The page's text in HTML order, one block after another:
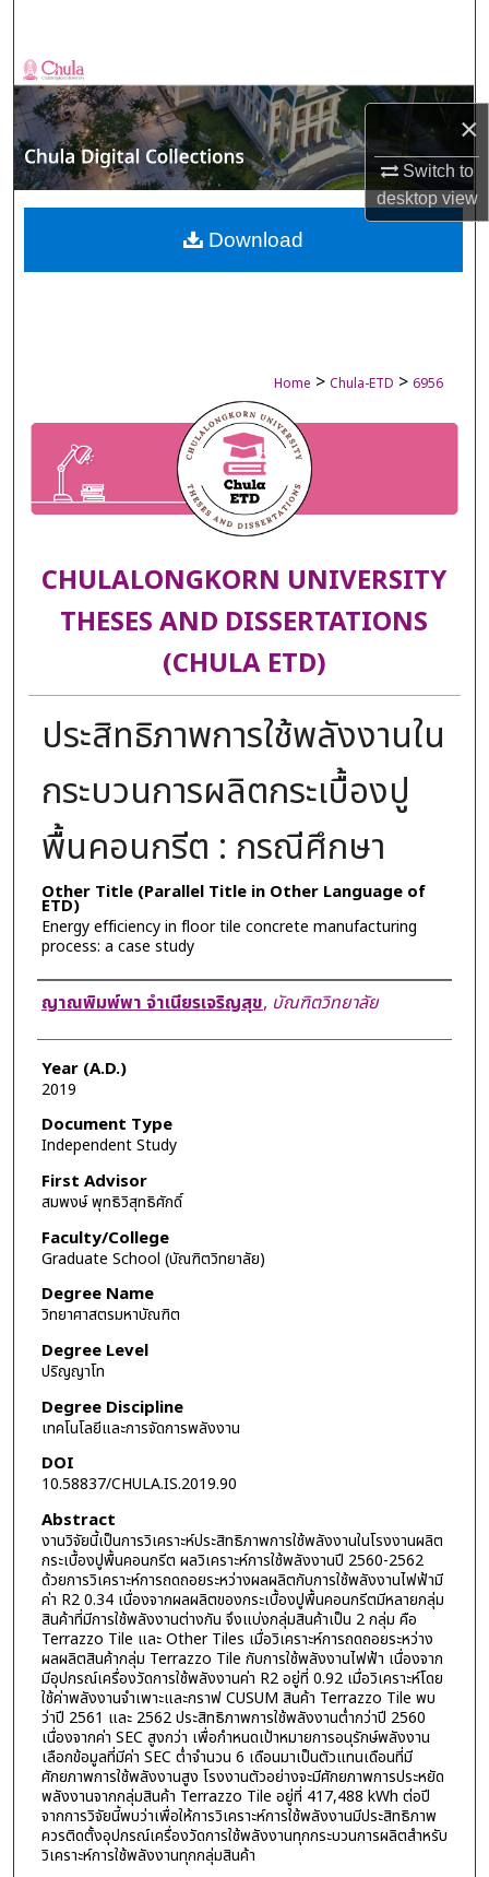
×
Switch to
desktopview
Browse Collections
My Account
About
Digital Commons Network™
Home > Chula-ETD > 6956
CHULALONGKORN UNIVERSITY
THESES AND DISSERTATIONS
(CHULA ETD)
ประสิทธิภาพการใช้พลังงานใน
กระบวนการผลิตกระเบื้องปู
พื้นคอนกรีต : กรณีศึกษา
Other Title (Parallel Title in Other Language of
ETD)
Energy efficiency in floor tile concrete manufacturing
process: a case study
Author
ญาณพิมพ์พา จำเนียรเจริญสุข, บัณฑิตวิทยาลัย
Year (A.D.)
2019
Document Type
Independent Study
First Advisor
สมพงษ์ พุทธิวิสุทธิศักดิ์
Faculty/College
Graduate School (บัณฑิตวิทยาลัย)
Degree Name
วิทยาศาสตรมหาบัณฑิต
Degree Level
ปริญญาโท
Degree Discipline
เทคโนโลยีและการจัดการพลังงาน
DOI
10.58837/CHULA.IS.2019.90
Abstract
งานวิจัยนี้เป็นการวิเคราะห์ประสิทธิภาพการใช้พลังงานในโรงงานผลิต
กระเบื้องปูพื้นคอนกรีต ผลวิเคราะห์การใช้พลังงานปี 2560-2562
ด้วยการวิเคราะห์การถดถอยระหว่างผลผลิตกับการใช้พลังงานไฟฟ้ามี
ค่า R2 0.34 เนื่องจากผลผลิตของกระเบื้องปูพื้นคอนกรีตมีหลายกลุ่ม
สินค้าที่มีการใช้พลังงานต่างกัน จึงแบ่งกลุ่มสินค้าเป็น 2 กลุ่ม คือ
Terrazzo Tile และ Other Tiles เมื่อวิเคราะห์การถดถอยระหว่าง
ผลผลิตสินค้ากลุ่ม Terrazzo Tile กับการใช้พลังงานไฟฟ้า เนื่องจาก
มีอุปกรณ์เครื่องวัดการใช้พลังงานค่า R2 อยู่ที่ 0.92 เมื่อวิเคราะห์โดย
ใช้ค่าพลังงานจำเพาะและกราฟ CUSUM สินค้า Terrazzo Tile พบ
ว่าปี 2561 และ 2562 ประสิทธิภาพการใช้พลังงานต่ำกว่าปี 2560
เนื่องจากค่า SEC สูงกว่า เพื่อกำหนดเป้าหมายการอนุรักษ์พลังงาน
เลือกข้อมูลที่มีค่า SEC ต่ำจำนวน 6 เดือนมาเป็นตัวแทนเดือนที่มี
ศักยภาพการใช้พลังงานสูง โรงงานตัวอย่างจะมีศักยภาพการประหยัด
พลังงานจากกลุ่มสินค้า Terrazzo Tile อยู่ที่ 417,488 kWh ต่อปี
จากการวิจัยนี้พบว่าเพื่อให้การวิเคราะห์การใช้พลังงานมีประสิทธิภาพ
ควรติดตั้งอุปกรณ์เครื่องวัดการใช้พลังงานทุกกระบวนการผลิตสำหรับ
วิเคราะห์การใช้พลังงานทุกกลุ่มสินค้า
Download